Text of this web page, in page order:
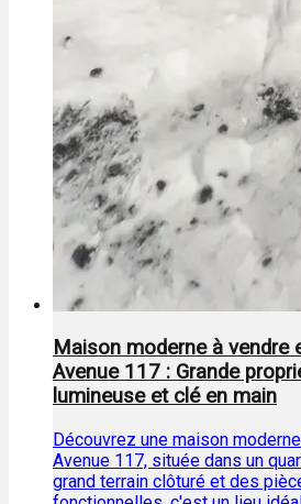
Maison moderne à vendre
Avenue 117 : Grande
lumineuse et clé en main
Découvrez une maison
Avenue 117, située dans un
grand terrain clôturé et des